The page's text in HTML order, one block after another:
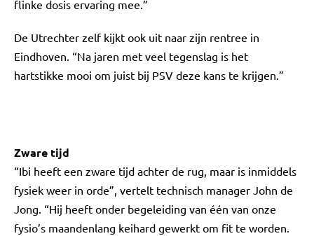
flinke dosis ervaring mee.”
De Utrechter zelf kijkt ook uit naar zijn rentree in
Eindhoven. “Na jaren met veel tegenslag is het
hartstikke mooi om juist bij PSV deze kans te krijgen.”
Zware tijd
“Ibi heeft een zware tijd achter de rug, maar is inmiddels
fysiek weer in orde”, vertelt technisch manager John de
Jong. “Hij heeft onder begeleiding van één van onze
fysio’s maandenlang keihard gewerkt om fit te worden.